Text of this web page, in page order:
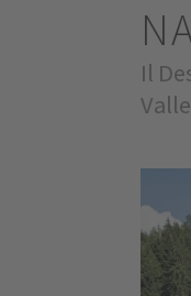
Il